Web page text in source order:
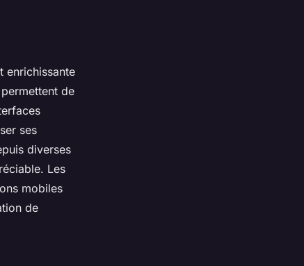
enrichissante
de
ses
diverses
Les
mobiles
de